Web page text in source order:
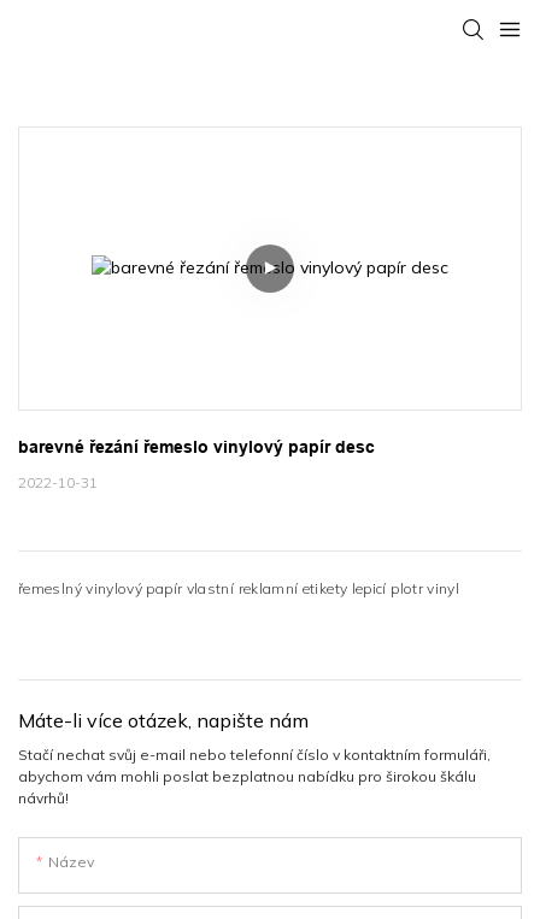
barevné řezání řemeslo vinylový papír desc
2022-10-31
řemeslný vinylový papír vlastní reklamní etikety lepicí plotr vinyl
Máte-li více otázek, napište nám
Stačí nechat svůj e-mail nebo telefonní číslo v kontaktním formuláři,
abychom vám mohli poslat bezplatnou nabídku pro širokou škálu
návrhů!
Název